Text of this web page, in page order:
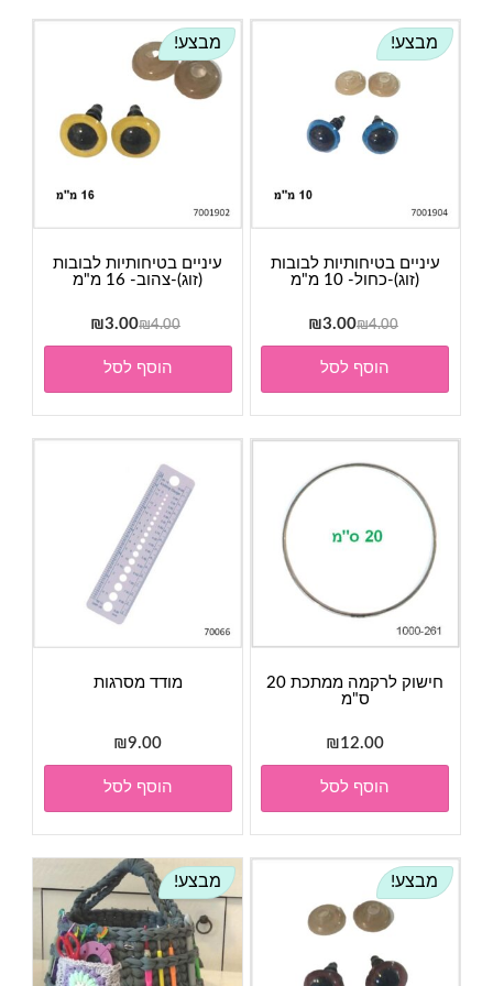
מבצע!
עיניים בטיחותיות לבובות
(זוג)-כחול- 10 מ"מ
₪4.00
המחיר
המקורי
היה:
₪4.00.
₪3.00
הנוכחי
₪3.00.
הוסף לסל
מבצע!
עיניים בטיחותיות לבובות
(זוג)-צהוב- 16 מ"מ
₪4.00
המחיר
המקורי
היה:
₪4.00.
₪3.00
המחיר
הנוכחי
₪3.00.
הוסף לסל
חישוק לרקמה ממתכת 20
ס"מ
₪12.00
הוסף לסל
מודד מסרגות
₪9.00
הוסף לסל
מבצע! מבצע!